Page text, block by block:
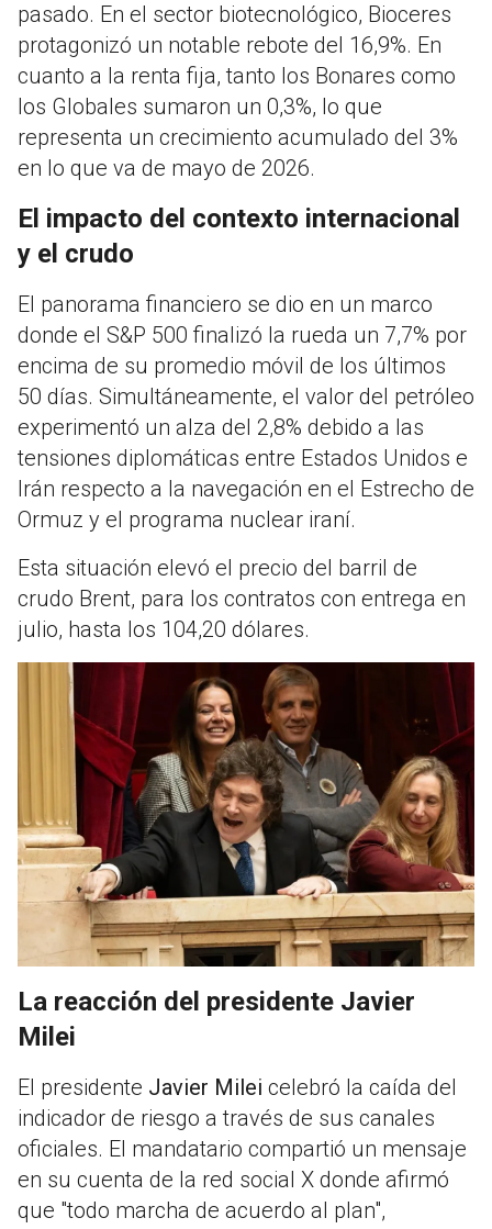
pasado. En el sector biotecnológico, Bioceres
protagonizó un notable rebote del 16,9%. En
cuanto a la renta fija, tanto los Bonares como
los Globales sumaron un 0,3%, lo que
representa un crecimiento acumulado del 3%
en lo que va de mayo de 2026.
El impacto del contexto internacional
y el crudo
El panorama financiero se dio en un marco
donde el S&P 500 finalizó la rueda un 7,7% por
encima de su promedio móvil de los últimos
50 días. Simultáneamente, el valor del petróleo
experimentó un alza del 2,8% debido a las
tensiones diplomáticas entre Estados Unidos e
Irán respecto a la navegación en el Estrecho de
Ormuz y el programa nuclear iraní.
Esta situación elevó el precio del barril de
crudo Brent, para los contratos con entrega en
julio, hasta los 104,20 dólares.
La reacción del presidente Javier
Milei
El presidente Javier Milei celebró la caída del
indicador de riesgo a través de sus canales
oficiales. El mandatario compartió un mensaje
en su cuenta de la red social X donde afirmó
que "todo marcha de acuerdo al plan",